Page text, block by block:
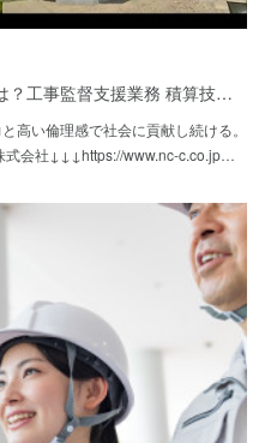
？工事監督支援業務 積算技…
高い倫理感で社会に貢献し続ける。
式会社↓↓↓https://www.nc-c.co.jp…